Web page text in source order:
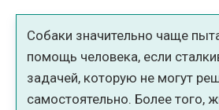
Собаки значительно чаще
помощь человека, если
задачей, которую не могут
самостоятельно. Более того,